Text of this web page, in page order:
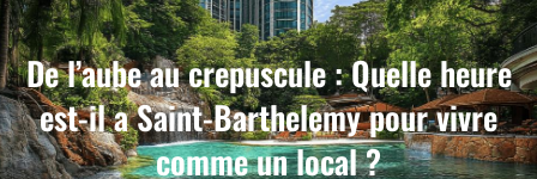
De l’aube au crepuscule : Quelle heure
est-il a Saint-Barthelemy pour vivre
comme un local ?